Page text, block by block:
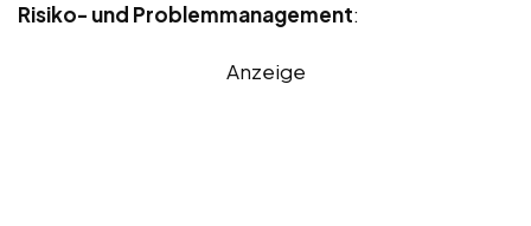
Risiko- und Problemmanagement:
Anzeige